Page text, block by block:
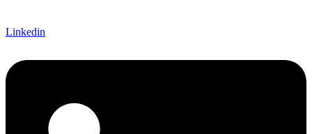
Linkedin